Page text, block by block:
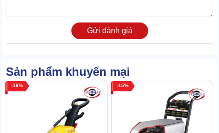
còn nâng cao sự cơ động. Tránh phải dịch chuyển máy nhiều lần.
Gửi đánh giá
Sản phẩm khuyến mại
16 15